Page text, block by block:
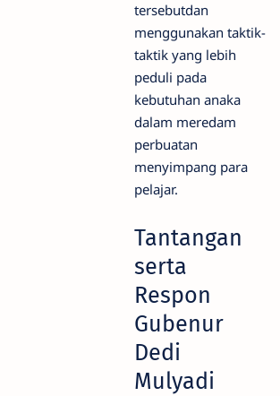
tersebutdan
menggunakan taktik-
taktik yang lebih
peduli pada
kebutuhan anaka
dalam meredam
perbuatan
menyimpang para
pelajar.
Tantangan
serta
Respon
Gubenur
Dedi
Mulyadi